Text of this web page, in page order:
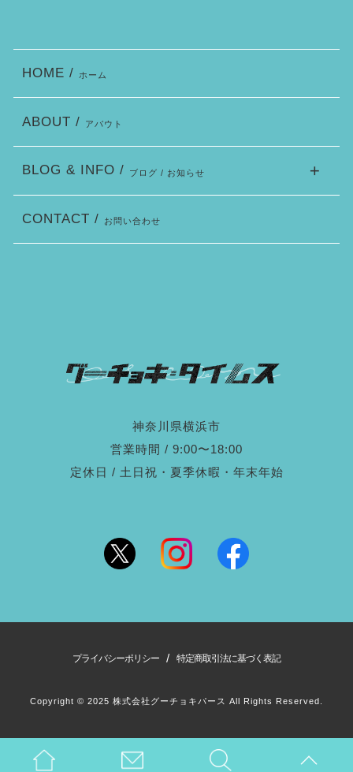
神奈川県横浜市
営業時間 / 9:00〜18:00
定休日 / 土日祝・夏季休暇・年末年始
HOME / ホーム
ABOUT / アバウト
BLOG & INFO / ブログ / お知らせ
CONTACT / お問い合わせ
プライバシーポリシー / 特定商取引法に基づく表記
Copyright © 2025 株式会社グーチョキパース All Rights Reserved.